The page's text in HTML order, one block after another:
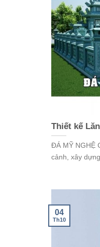
Thiết kế
ĐÁ MỸ NGHỆ
cảnh, xây
04
Th10